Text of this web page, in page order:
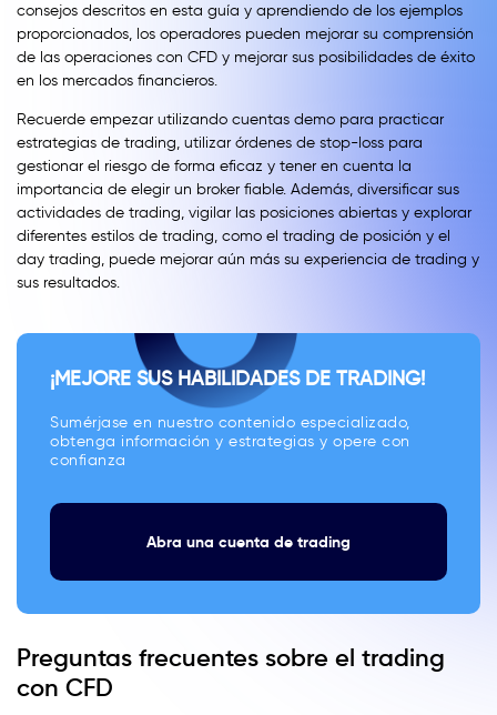
consejos descritos en esta guía y aprendiendo de los ejemplos
proporcionados, los operadores pueden mejorar su comprensión
de las operaciones con CFD y mejorar sus posibilidades de éxito
en los mercados financieros.
Recuerde empezar utilizando cuentas demo para practicar
estrategias de trading, utilizar órdenes de stop-loss para
gestionar el riesgo de forma eficaz y tener en cuenta la
importancia de elegir un broker fiable. Además, diversificar sus
actividades de trading, vigilar las posiciones abiertas y explorar
diferentes estilos de trading, como el trading de posición y el
day trading, puede mejorar aún más su experiencia de trading y
sus resultados.
¡MEJORE SUS HABILIDADES DE TRADING!
Sumérjase en nuestro contenido especializado,
obtenga información y estrategias y opere con
confianza
Abra una cuenta de trading
Preguntas frecuentes sobre el trading
con CFD